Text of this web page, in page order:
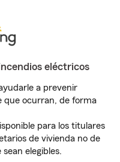
eléctricos
a prevenir
que ocurran, de forma
para los titulares
de vivienda no de
elegibles.